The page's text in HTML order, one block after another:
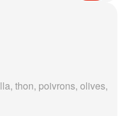
thon, poivrons, olives,